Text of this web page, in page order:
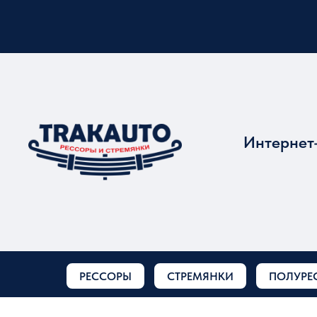
РЕССОРЫ СТРЕМЯНКИ